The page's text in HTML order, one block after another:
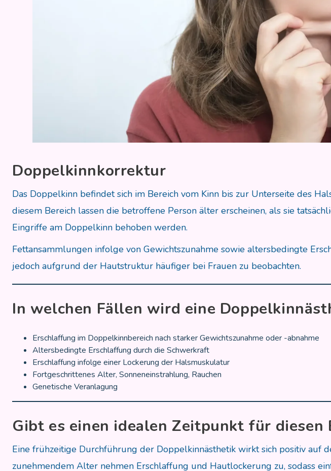
Doppelkinnkorrektur
Das Doppelkinn befindet sich im Bereich vom Kinn bis zur Unterseite des
diesem Bereich lassen die betroffene Person älter erscheinen, als sie
Eingriffe am Doppelkinn behoben werden.
Fettansammlungen infolge von Gewichtszunahme sowie altersbedingte
jedoch aufgrund der Hautstruktur häufiger bei Frauen zu beobachten.
In welchen Fällen wird eine
Erschlaffung im Doppelkinnbereich nach starker Gewichtszunahme oder -abnahme
Altersbedingte Erschlaffung durch die Schwerkraft
Erschlaffung infolge einer Lockerung der Halsmuskulatur
Fortgeschrittenes Alter, Sonneneinstrahlung, Rauchen
Genetische Veranlagung
Gibt es einen idealen Zeitpunkt für diesen
Eine frühzeitige Durchführung der Doppelkinnästhetik wirkt sich positiv auf
zunehmendem Alter nehmen Erschlaffung und Hautlockerung zu, sodass